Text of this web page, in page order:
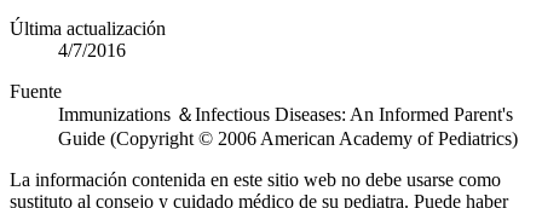
Última actualización
4/7/2016
Fuente
Immunizations ＆Infectious Diseases: An Informed Parent's
Guide (Copyright © 2006 American Academy of Pediatrics)
La información contenida en este sitio web no debe usarse como
sustituto al consejo y cuidado médico de su pediatra. Puede haber